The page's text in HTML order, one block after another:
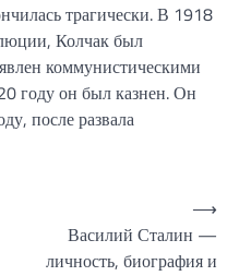
трагически. В 1918
Колчак был
коммунистическими
году он был казнен. Он
после развала
Василий Сталин —
личность, биография и
⟶